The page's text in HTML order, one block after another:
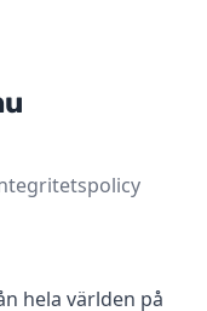
hela världen på